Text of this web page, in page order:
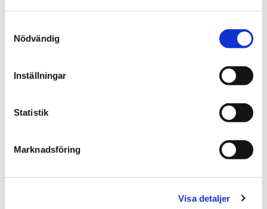
Nödvändig
Inställningar
Statistik
Marknadsföring
Visa detaljer
PRODUKTINFORMATION
LEVERANS OCH FRAKT